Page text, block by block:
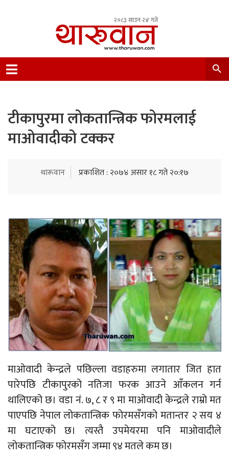
२०८३ साउन २४ गते
Nepal.
टीकापुरमा लोकतान्त्रिक फोरमलाई
माओवादीको टक्कर
थारूवान प्रकाशित : २०७४ असार १८ गते २०:१७
माओवादी केन्द्रले पछिल्ला वडाहरुमा लगातार जित हात
पारेपछि टीकापुरको नतिजा फरक आउने आँकलन गर्न
थालिएको छ। वडा नं. ७, ८ र ९ मा माओवादी केन्द्रले राम्रो मत
पाएपछि नेपाल लोकतान्त्रिक फोरमसँगको मतान्तर २ सय ४
मा घटाएको छ। त्यस्तै उपमेयरमा पनि माओवादीले
लोकतान्त्रिक फोरमसँग जम्मा ९४ मतले कम छ।